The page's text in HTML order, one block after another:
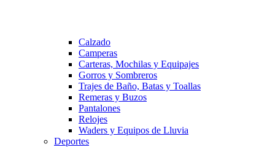
Calzado
Camperas
Carteras, Mochilas y Equipajes
Gorros y Sombreros
Trajes de Baño, Batas y Toallas
Remeras y Buzos
Pantalones
Relojes
Waders y Equipos de Lluvia
Deportes